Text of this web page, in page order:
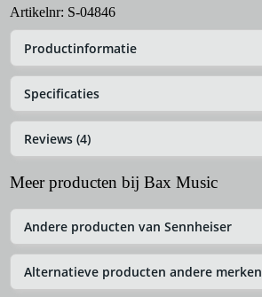
Artikelnr: S-04846
Productinformatie
Specificaties
Reviews (4)
Meer producten bij Bax Music
Andere producten van Sennheiser
Alternatieve producten andere merken